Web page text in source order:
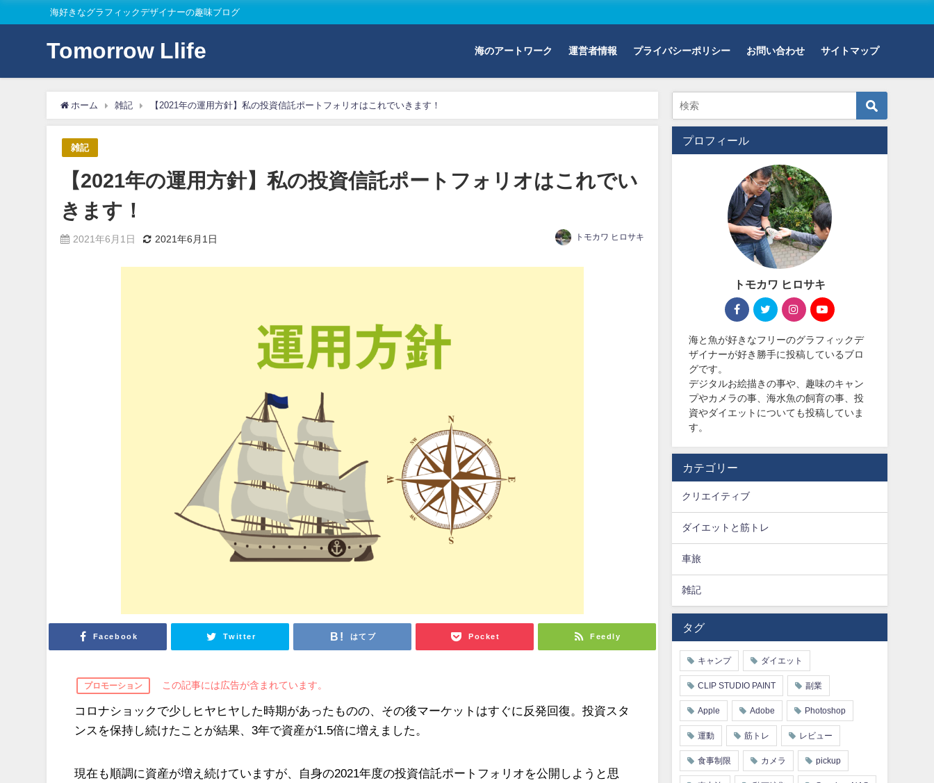
海好きなグラフィックデザイナーの趣味ブログ
Tomorrow Llife 海のアートワーク 運営者情報 プライバシーポリシー お問い合わせ サイトマップ
ホーム 雑記 【2021年の運用方針】私の投資信託ポートフォリオはこれでいきます！
雑記
【2021年の運用方針】私の投資信託ポートフォリオはこれでい
きます！
2021年6月1日 2021年6月1日 トモカワ ヒロサキ
Facebook Twitter はてブ Pocket Feedly
プロモーション この記事には広告が含まれています。
コロナショックで少しヒヤヒヤした時期があったものの、その後マーケットはすぐに反発回復。投資スタ
ンスを保持し続けたことが結果、3年で資産が1.5倍に増えました。
現在も順調に資産が増え続けていますが、自身の2021年度の投資信託ポートフォリオを公開しようと思
プロフィール
トモカワ ヒロサキ
海と魚が好きなフリーのグラフィックデ
ザイナーが好き勝手に投稿しているブロ
グです。
デジタルお絵描きの事や、趣味のキャン
プやカメラの事、海水魚の飼育の事、投
資やダイエットについても投稿していま
す。
カテゴリー
クリエイティブ
ダイエットと筋トレ
車旅
雑記
タグ
キャンプ ダイエット
CLIP STUDIO PAINT 副業
Apple Adobe Photoshop
運動 筋トレ レビュー
食事制限 カメラ pickup